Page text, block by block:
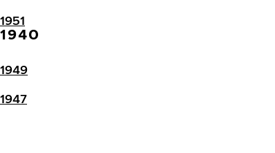
1951
1940
1949
1947